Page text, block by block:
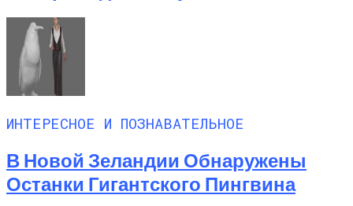
ИНТЕРЕСНОЕ И ПОЗНАВАТЕЛЬНОЕ
В Новой Зеландии Обнаружены
Останки Гигантского Пингвина